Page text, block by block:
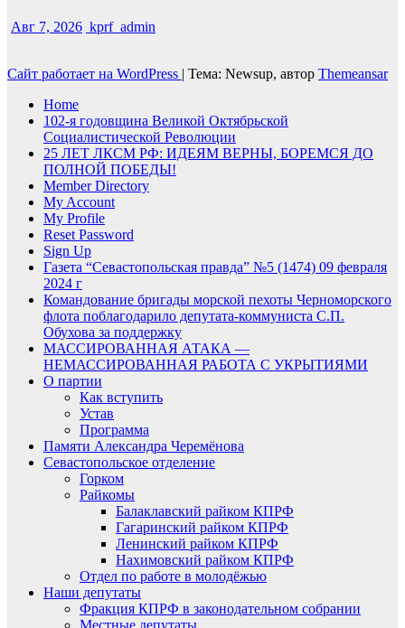
Авг 7, 2026 kprf_admin
Сайт работает на WordPress | Тема: Newsup, автор Themeansar
Home
102-я годовщина Великой Октябрьской
Социалистической Революции
25 ЛЕТ ЛКСМ РФ: ИДЕЯМ ВЕРНЫ, БОРЕМСЯ ДО
ПОЛНОЙ ПОБЕДЫ!
Member Directory
My Account
My Profile
Reset Password
Sign Up
Газета “Севастопольская правда” №5 (1474) 09 февраля
2024 г
Командование бригады морской пехоты Черноморского
флота поблагодарило депутата-коммуниста С.П.
Обухова за поддержку
МАССИРОВАННАЯ АТАКА —
НЕМАССИРОВАННАЯ РАБОТА С УКРЫТИЯМИ
О партии
Как вступить
Устав
Программа
Памяти Александра Черемёнова
Севастопольское отделение
Горком
Райкомы
Балаклавский райком КПРФ
Гагаринский райком КПРФ
Ленинский райком КПРФ
Нахимовский райком КПРФ
Отдел по работе в молодёжью
Наши депутаты
Фракция КПРФ в законодательном собрании
Местные депутаты